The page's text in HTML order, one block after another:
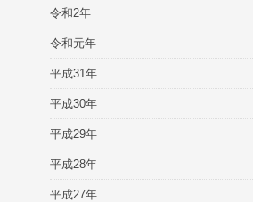
令和2年
令和元年
平成31年
平成30年
平成29年
平成28年
平成27年